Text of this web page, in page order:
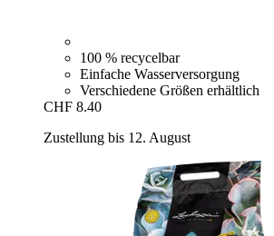
100 % recycelbar
Einfache Wasserversorgung
Verschiedene Größen erhältlich
CHF 8.40
Zustellung bis 12. August